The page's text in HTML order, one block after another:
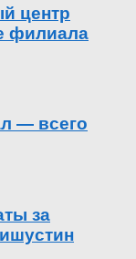
центр
филиала
— всего
за